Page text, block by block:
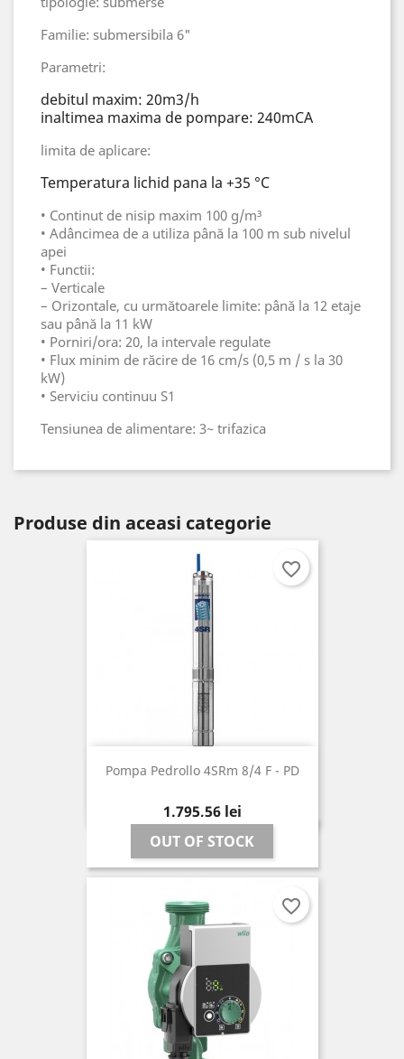
Familie: submersibila 6"
Parametri:
debitul maxim: 20m3/h
inaltimea maxima de pompare: 240mCA
limita de aplicare:
Temperatura lichid pana la +35 °C
• Continut de nisip maxim 100 g/m³
• Adâncimea de a utiliza până la 100 m sub nivelul
apei
• Functii:
– Verticale
– Orizontale, cu următoarele limite: până la 12 etaje
sau până la 11 kW
• Porniri/ora: 20, la intervale regulate
• Flux minim de răcire de 16 cm/s (0,5 m / s la 30
kW)
• Serviciu continuu S1
Tensiunea de alimentare: 3~ trifazica
Produse din aceasi categorie
Pompa Pedrollo 4SRm 8/4 F - PD
Pret
1.795,56 lei
OUT OF STOCK
favorite_border
favorite_border